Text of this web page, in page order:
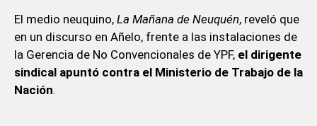
El medio neuquino, La Mañana de Neuquén, reveló que
en un discurso en Añelo, frente a las instalaciones de
la Gerencia de No Convencionales de YPF, el dirigente
sindical apuntó contra el Ministerio de Trabajo de la
Nación.